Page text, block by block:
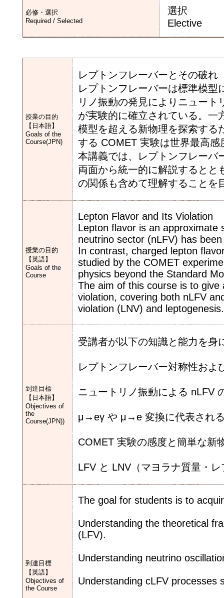
必修・選択
Required / Selected
選択
Elective
授業の目的
【日本語】
Goals of the
Course(JPN)
レプトンフレーバーとその破れ
レプトンフレーバーは標準模
リノ振動の発見によりニュー
が実験的に確立されている。一
模型を超える新物理を探索す
する COMET 実験は世界最高
本講義では、レプトンフレーバ
両面から統一的に解説するとと
の関係も含めて理解することを
授業の目的
【英語】
Goals of the
Course
Lepton Flavor and Its Violation
Lepton flavor is an
neutrino sector (nLFV) has
In contrast, charged lepton
studied by the COMET
physics beyond the Standard
The aim of this course is to
violation, covering both nLFV
violation (LNV) and leptogenesis.
到達目標
【日本語】
Objectives of
the
Course(JPN))
受講者が以下の知識と能力を身
レプトンフレーバー対称性お
ニュートリノ振動による nLFV
μ→eγ や μ→e 変換に代表され
COMET 実験の感度と簡単な新
LFV と LNV（マヨラナ質量・
到達目標
【英語】
Objectives of
the Course
The goal for students is to
Understanding the theoretical
(LFV).
Understanding neutrino
Understanding cLFV